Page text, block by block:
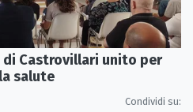
Castrovillari unito per
salute
Condividi su: